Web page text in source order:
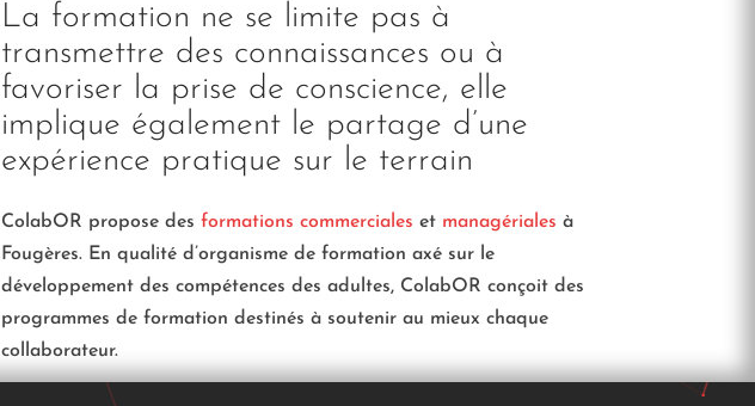
La formation ne se limite pas à
transmettre des connaissances ou à
favoriser la prise de conscience, elle
implique également le partage d’une
expérience pratique sur le terrain
ColabOR propose desformations commerciales et managériales à
Fougères. En qualité d’organisme de formation axé sur le
développement des compétences des adultes, ColabOR conçoit des
programmes de formation destinés à soutenir au mieux chaque
collaborateur.